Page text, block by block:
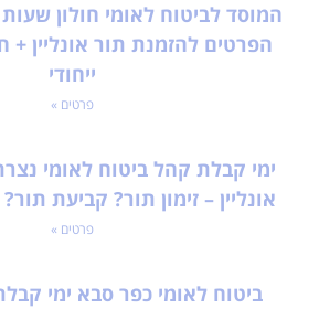
המוסד לביטוח לאומי חולון
הפרטים להזמנת תור אונליין +
ייחודי
פרטים »
ימי קבלת קהל ביטוח לאומי
אונליין – זימון תור? קביעת
פרטים »
ביטוח לאומי כפר סבא ימי